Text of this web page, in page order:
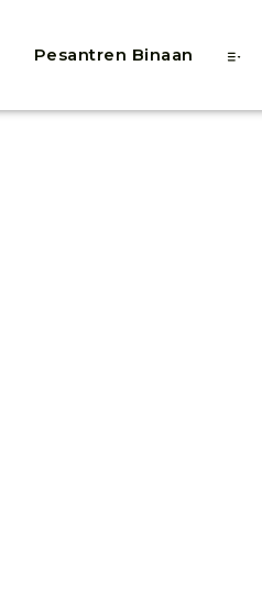
Pesantren Binaan